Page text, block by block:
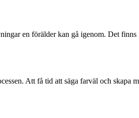
en förälder kan gå igenom. Det
Att få tid att säga farväl och skapa